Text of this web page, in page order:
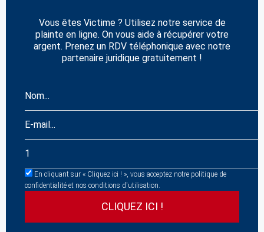
Vous êtes Victime ? Utilisez notre service de
plainte en ligne. On vous aide à récupérer votre
argent. Prenez un RDV téléphonique avec notre
partenaire juridique gratuitement !
En cliquant sur « Cliquez ici ! », vous acceptez notre politique de
confidentialité et nos conditions d'utilisation.